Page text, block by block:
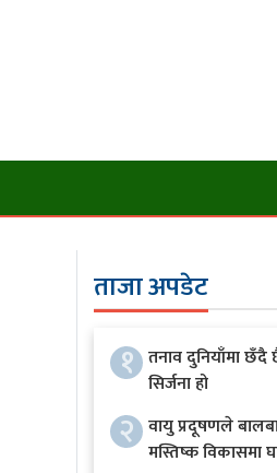
ताजा अपडेट
१ तनाव दुनियाँमा
सिर्जना हो
२ वायु प्रदूषणले
मस्तिष्क विकासमा